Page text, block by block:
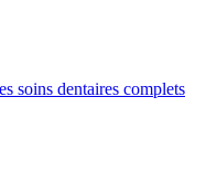
soins dentaires complets